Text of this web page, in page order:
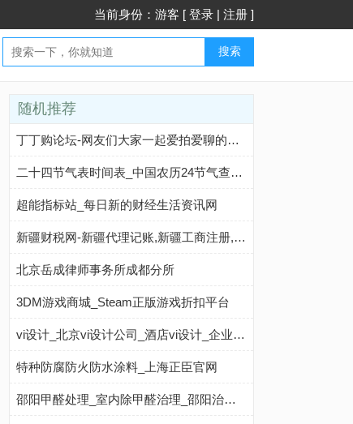
当前身份：游客 [ 登录 | 注册 ]
搜索
随机推荐
丁丁购论坛-网友们大家一起爱拍爱聊的社区！
二十四节气表时间表_中国农历24节气查询 - 二十四节气
超能指标站_每日新的财经生活资讯网
新疆财税网-新疆代理记账,新疆工商注册,新疆商标注册,新疆代办营业执照,新疆代理注册公司
北京岳成律师事务所成都分所
3DM游戏商城_Steam正版游戏折扣平台
vi设计_北京vi设计公司_酒店vi设计_企业_学校_房地产_空灵vi设计公司
特种防腐防火防水涂料_上海正臣官网
邵阳甲醛处理_室内除甲醛治理_邵阳治理除甲醛公司